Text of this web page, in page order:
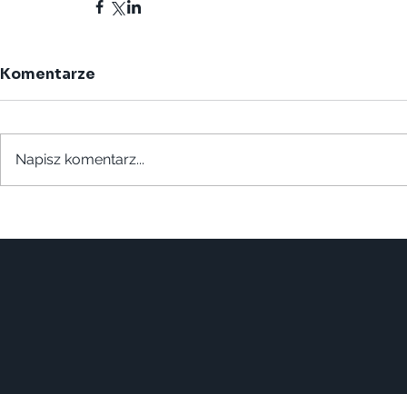
Komentarze
Napisz komentarz...